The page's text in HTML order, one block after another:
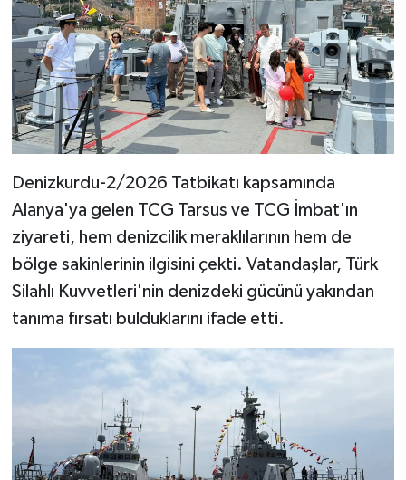
Denizkurdu-2/2026 Tatbikatı kapsamında
Alanya'ya gelen TCG Tarsus ve TCG İmbat'ın
ziyareti, hem denizcilik meraklılarının hem de
bölge sakinlerinin ilgisini çekti. Vatandaşlar, Türk
Silahlı Kuvvetleri'nin denizdeki gücünü yakından
tanıma fırsatı bulduklarını ifade etti.